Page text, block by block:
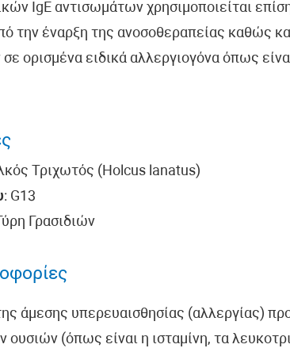
IgE αντισωμάτων χρησιμοποιείται
την έναρξη της ανοσοθεραπείας καθώς
ορισμένα ειδικά αλλεργιογόνα όπως
Τριχωτός (Holcus lanatus)
: G13
Γρασιδιών
άμεσης υπερευαισθησίας (αλλεργίας)
(όπως είναι η ισταμίνη, τα